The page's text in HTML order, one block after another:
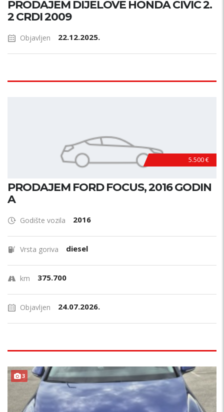
PRODAJEM DIJELOVE HONDA CIVIC 2.
2 CRDI 2009
Objavljen 22.12.2025.
5.500 €
PRODAJEM FORD FOCUS, 2016 GODIN
A
Godište vozila 2016
Vrsta goriva diesel
km 375.700
Objavljen 24.07.2026.
3